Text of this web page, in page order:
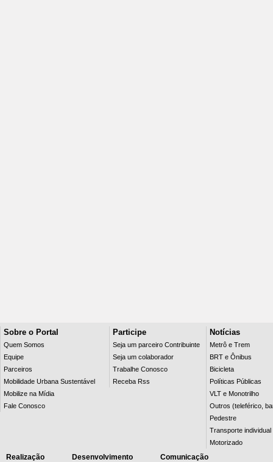
Sobre o Portal
Quem Somos
Equipe
Parceiros
Mobilidade Urbana Sustentável
Mobilize na Mídia
Fale Conosco
Participe
Seja um parceiro Contribuinte
Seja um colaborador
Trabalhe Conosco
Receba Rss
Notícias
Metrô e Trem
BRT e Ônibus
Bicicleta
Políticas Públicas
VLT e Monotrilho
Outros (teleférico,
Pedestre
Transporte individual
Motorizado
Realização Desenvolvimento Comunicação